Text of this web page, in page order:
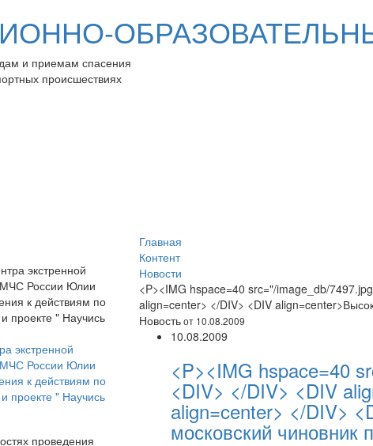
и приемам спасения
происшествиях
экстренной
МЧС России Юлии
к действиям по
проекте " Научись
Главная
Контент
Новости
<P><IMG hspace=40 src="/image_db/
align=center> </DIV> <DIV
Новостьот 10.08.2009
10.08.2009
<P><IMG hspace=40
<DIV> </DIV> <DIV
align=center> </DIV>
московский чиновник